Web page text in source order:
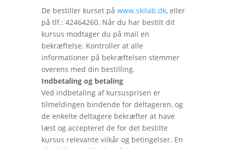
De bestiller kurset på www.skilab.dk, eller
på tlf.: 42464260. Når du har bestilt dit
kursus modtager du på mail en
bekræftelse. Kontroller at alle
informationer på bekræftelsen stemmer
overens med din bestilling.
Indbetaling og betaling
Ved indbetaling af kursusprisen er
tilmeldingen bindende for deltageren, og
de enkelte deltagere bekræfter at have
læst og accepteret de for det bestilte
kursus relevante vilkår og betingelser. En